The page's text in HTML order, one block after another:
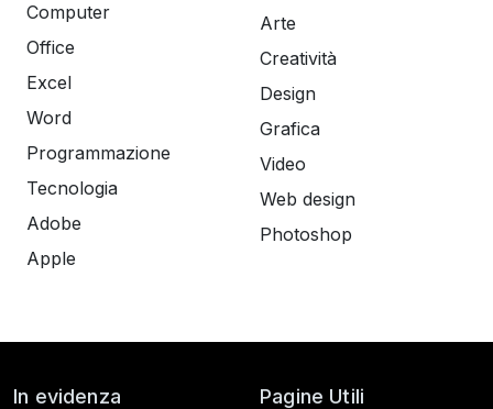
Computer
Office
Excel
Word
Programmazione
Tecnologia
Adobe
Apple
Arte
Creatività
Design
Grafica
Video
Web design
Photoshop
In evidenza Pagine Utili